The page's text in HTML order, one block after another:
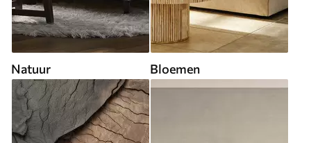
Natuur Bloemen